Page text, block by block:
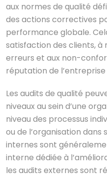
aux normes de qualité
des actions correctives
performance globale.
satisfaction des clients, à
erreurs et aux non-
réputation de
Les audits de qualité
niveaux au sein d’une
niveau des processus
ou de l’organisation dans
internes sont
interne dédiée à
les audits externes sont